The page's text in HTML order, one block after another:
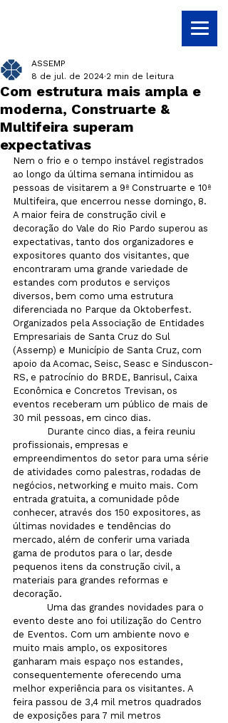
Com estrutura mais ampla e
moderna, Construarte &
Multifeira superam
expectativas
ASSEMP
8 de jul. de 2024 2 min de leitura
Nem o frio e o tempo instável registrados
ao longo da última semana intimidou as
pessoas de visitarem a 9ª Construarte e 10ª
Multifeira, que encerrou nesse domingo, 8.
A maior feira de construção civil e
decoração do Vale do Rio Pardo superou as
expectativas, tanto dos organizadores e
expositores quanto dos visitantes, que
encontraram uma grande variedade de
estandes com produtos e serviços
diversos, bem como uma estrutura
diferenciada no Parque da Oktoberfest.
Organizados pela Associação de Entidades
Empresariais de Santa Cruz do Sul
(Assemp) e Município de Santa Cruz, com
apoio da Acomac, Seisc, Seasc e Sinduscon-
RS, e patrocínio do BRDE, Banrisul, Caixa
Econômica e Concretos Trevisan, os
eventos receberam um público de mais de
30 mil pessoas, em cinco dias.
Durante cinco dias, a feira reuniu
profissionais, empresas e
empreendimentos do setor para uma série
de atividades como palestras, rodadas de
negócios, networking e muito mais. Com
entrada gratuita, a comunidade pôde
conhecer, através dos 150 expositores, as
últimas novidades e tendências do
mercado, além de conferir uma variada
gama de produtos para o lar, desde
pequenos itens da construção civil, a
materiais para grandes reformas e
decoração.
Uma das grandes novidades para o
evento deste ano foi utilização do Centro
de Eventos. Com um ambiente novo e
muito mais amplo, os expositores
ganharam mais espaço nos estandes,
consequentemente oferecendo uma
melhor experiência para os visitantes. A
feira passou de 3,4 mil metros quadrados
de exposições para 7 mil metros